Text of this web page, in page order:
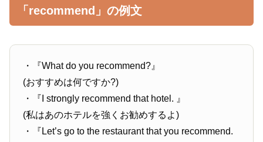
「recommend」の例文
・『What do you recommend?』
(おすすめは何ですか?)
・『I strongly recommend that hotel. 』
(私はあのホテルを強くお勧めするよ)
・『Let’s go to the restaurant that you recommend.